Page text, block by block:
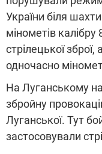
України біля
мінометів
стрілецької
одночасно
На Луганському
збройну
Луганської. Тут
застосовували